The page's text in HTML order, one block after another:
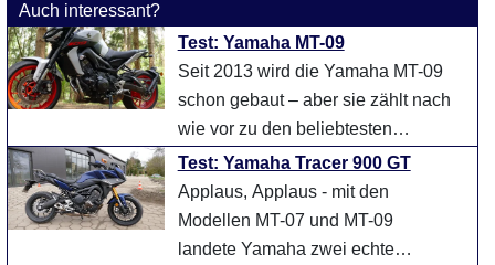
Auch interessant?
Test: Yamaha MT-09
Seit 2013 wird die Yamaha MT-09
schon gebaut – aber sie zählt nach
wie vor zu den beliebtesten
Motorrädern in Deutschland. Warum
das so ist, klärt die ...weiter
Test: Yamaha Tracer 900 GT
Applaus, Applaus - mit den
Modellen MT-07 und MT-09
landete Yamaha zwei echte